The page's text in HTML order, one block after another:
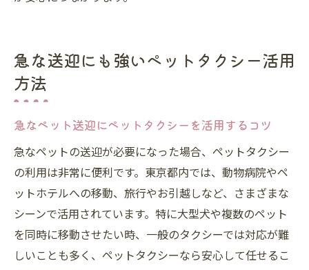
急な送迎にも強いペットタクシー活用
方法
急なペット送迎にペットタクシーを活用するコツ
急なペットの送迎が必要になった場合、ペットタクシー
の利用は非常に便利です。東京都内では、動物病院やペ
ットホテルへの移動、旅行やお引越しなど、さまざまな
シーンで活用されています。特に大型犬や複数のペット
を同時に移動させたい時、一般のタクシーでは対応が難
しいことも多く、ペットタクシーなら安心して任せるこ